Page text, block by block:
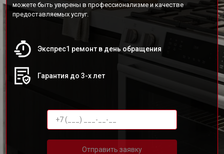
можете быть уверены в профессионализме и качестве
предоставляемых услуг.
Экспрес1 ремонт в день обращения
Гарантия до 3-х лет
Отправить заявку